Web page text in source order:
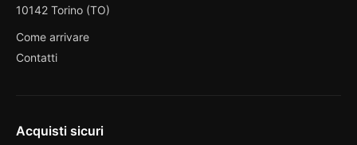
10142 Torino (TO)
Come arrivare
Contatti
Acquisti sicuri